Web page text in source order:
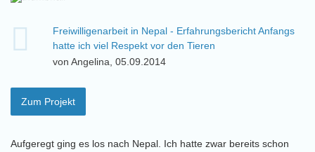
Freiwilligenarbeit in Nepal - Erfahrungsbericht Anfangs
hatte ich viel Respekt vor den Tieren
von Angelina, 05.09.2014
Zum Projekt
Aufgeregt ging es los nach Nepal. Ich hatte zwar bereits schon